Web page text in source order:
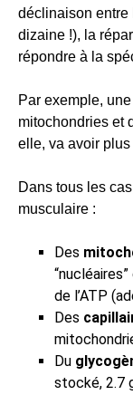
déclinaison entre
dizaine !), la
répondre à la
Par exemple,
mitochondries et
elle, va avoir plus
Dans tous les
musculaire :
Des
de l’ATP
Des
Du
stocké, 2.7